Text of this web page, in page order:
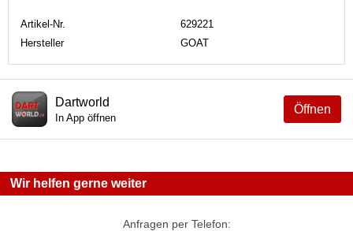
Artikel-Nr.
629221
Hersteller
GOAT
Öffnen
Dartworld
In App öffnen
Wir helfen gerne weiter
Anfragen per Telefon: